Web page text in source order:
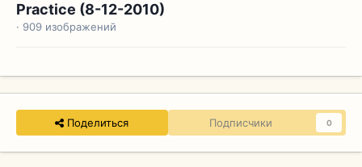
Practice (8-12-2010)
· 909 изображений
Поделиться Подписчики 0